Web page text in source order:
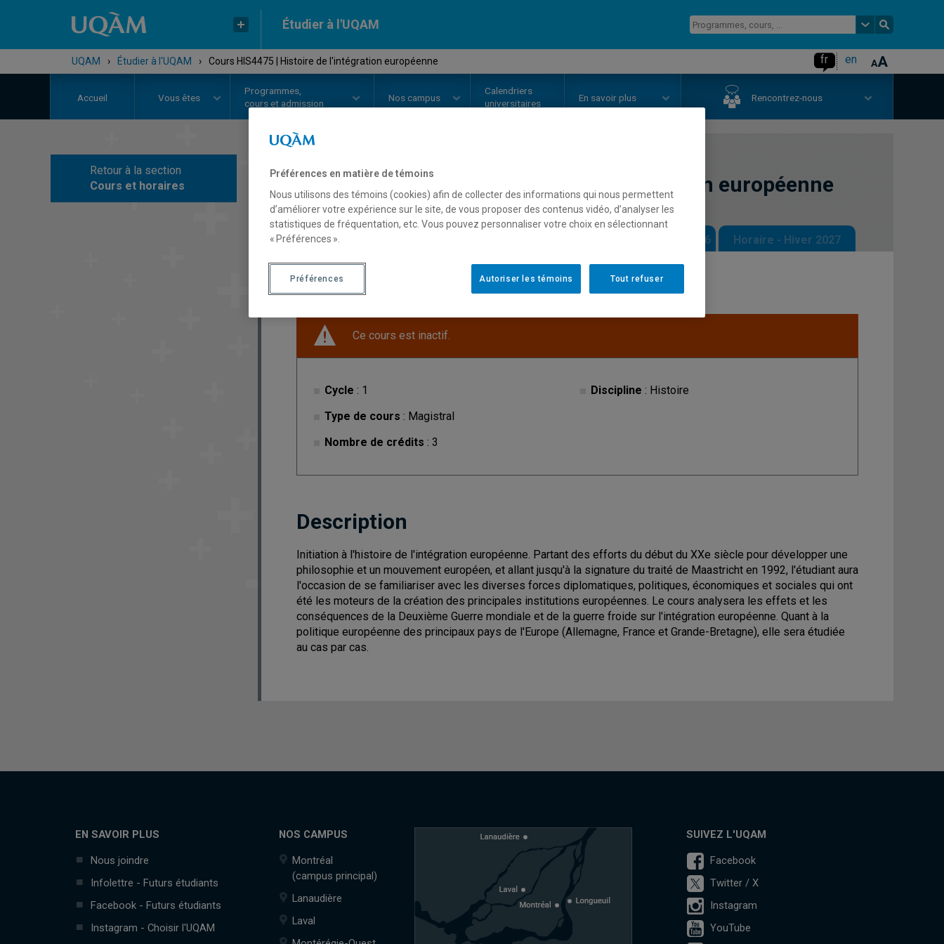
Étudier à l'UQAM
UQAM › Étudier à l'UQAM › Cours HIS4475 | Histoire de l'intégration européenne fr en
Accueil Vous êtes
Programmes,
cours et admission
Nos campus
Calendriers
universitaires
En savoir plus Rencontrez-nous
Retour à la section
Cours et horaires
COURS// HIS4475 - Histoire de l'intégration européenne
Description Horaire - Automne 2026 Horaire - Hiver 2027
Ce cours est inactif.
Cycle : 1
Type de cours : Magistral
Nombre de crédits : 3
Discipline : Histoire
Description
Initiation à l'histoire de l'intégration européenne. Partant des efforts du début du XXe siècle pour développer une
philosophie et un mouvement européen, et allant jusqu'à la signature du traité de Maastricht en 1992, l'étudiant aura
l'occasion de se familiariser avec les diverses forces diplomatiques, politiques, économiques et sociales qui ont
été les moteurs de la création des principales institutions européennes. Le cours analysera les effets et les
conséquences de la Deuxième Guerre mondiale et de la guerre froide sur l'intégration européenne. Quant à la
politique européenne des principaux pays de l'Europe (Allemagne, France et Grande-Bretagne), elle sera étudiée
au cas par cas.
EN SAVOIR PLUS
Nous joindre
Infolettre - Futurs étudiants
Facebook - Futurs étudiants
Instagram - Choisir l'UQAM
NOS CAMPUS
Montréal
(campus principal)
Lanaudière
Laval
SUIVEZ L'UQAM
Facebook
Twitter / X
Instagram
YouTube
Préférences en matière de témoins
Nous utilisons des témoins (cookies) afin de collecter des informations qui nous permettent
d’améliorer votre expérience sur le site, de vous proposer des contenus vidéo, d’analyser les
statistiques de fréquentation, etc. Vous pouvez personnaliser votre choix en sélectionnant
« Préférences ».
Tout refuser
Autoriser les témoins
Préférences